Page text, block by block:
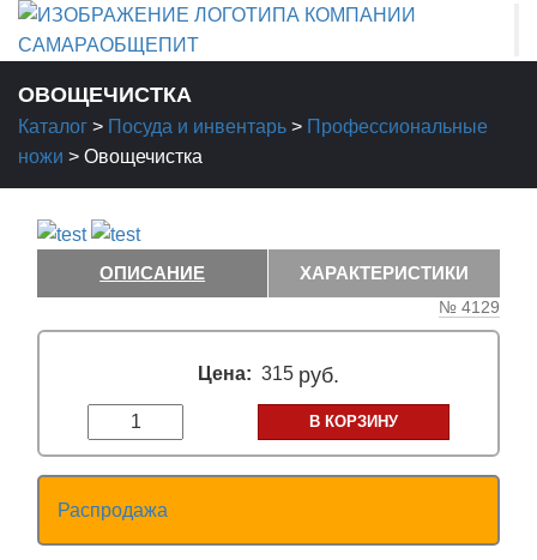
ОВОЩЕЧИСТКА
Каталог > Посуда и инвентарь > Профессиональные
ножи > Овощечистка
ОПИСАНИЕ ХАРАКТЕРИСТИКИ
№ 4129
Цена: 315 руб.
В КОРЗИНУ
Распродажа